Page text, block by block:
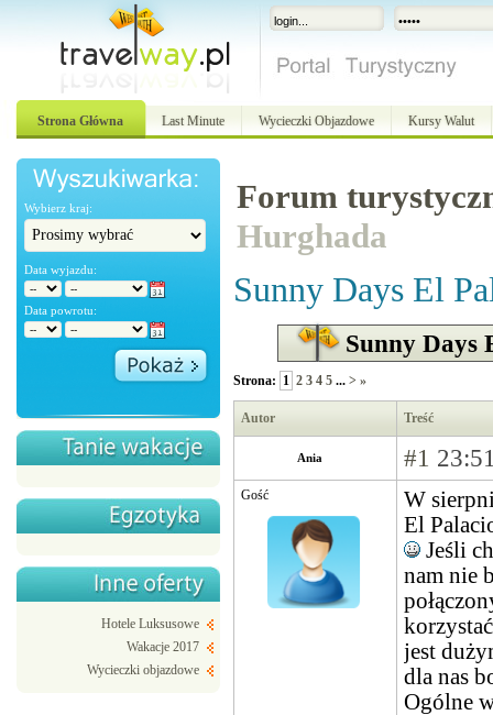
Strona Główna Last Minute Wycieczki Objazdowe Kursy Walut
Wybierz kraj:
Data wyjazdu:
Data powrotu:
Hotele Luksusowe
Wakacje 2017
Wycieczki objazdowe
Forum
Hurghada
Sunny Days El
Sunny Days
Strona: 1 2 3 4 5 ... > »
Autor Treść
Ania #1
Gość
W
El
Jeśli
nam nie
jest
dla nas
Ogólne